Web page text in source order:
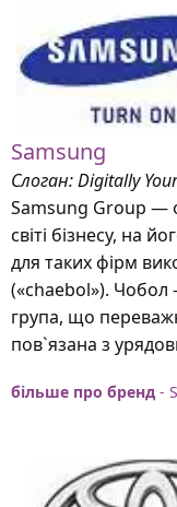
Samsung
Слоган: Digitally
Samsung Group —
світі бізнесу, на
для таких фірм
(«chaebol»). Чобол
група, що
пов`язана з
більше про бренд -